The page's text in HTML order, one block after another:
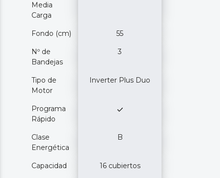
Media
Carga
Fondo (cm) 55
Nº de
Bandejas
3
Tipo de
Motor
Inverter Plus Duo
Programa
Rápido
Clase
Energética
B
Capacidad 16 cubiertos